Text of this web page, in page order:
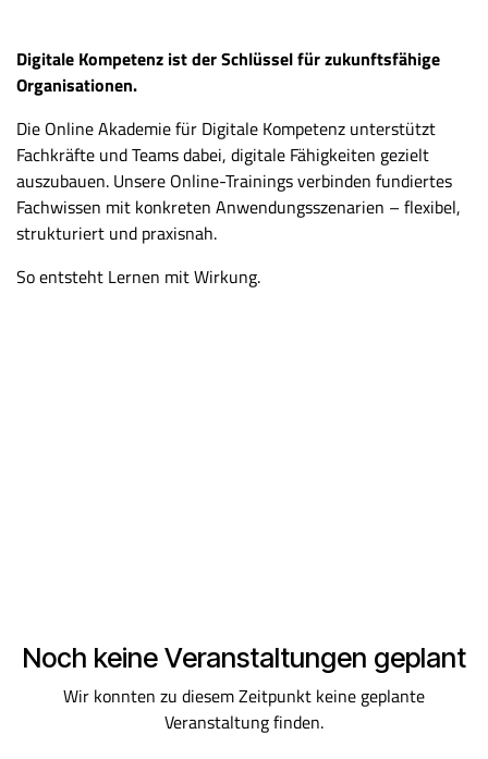
Digitale Kompetenz ist der Schlüssel für zukunftsfähige
Organisationen.
Die Online Akademie für Digitale Kompetenz unterstützt
Fachkräfte und Teams dabei, digitale Fähigkeiten gezielt
auszubauen. Unsere Online-Trainings verbinden fundiertes
Fachwissen mit konkreten Anwendungsszenarien – flexibel,
strukturiert und praxisnah.
So entsteht Lernen mit Wirkung.
Noch keine Veranstaltungen geplant
Wir konnten zu diesem Zeitpunkt keine geplante
Veranstaltung finden.